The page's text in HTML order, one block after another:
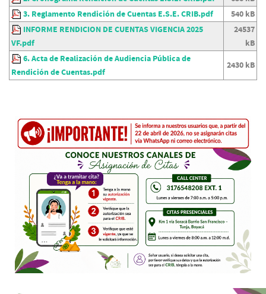
3. Reglamento Rendición de Cuentas E.S.E. CRIB.pdf
540 kB
INFORME RENDICION DE CUENTAS VIGENCIA 2025
VF.pdf
24537
kB
6. Acta de Realización de Audiencia Pública de
Rendición de Cuentas.pdf
2430 kB